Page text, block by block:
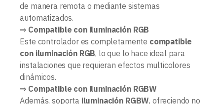
de manera remota o mediante sistemas
automatizados.
⇒ Compatible con iluminación RGB
Este controlador es completamente compatible
con iluminación RGB, lo que lo hace ideal para
instalaciones que requieran efectos multicolores
dinámicos.
⇒ Compatible con iluminación RGBW
Además, soporta iluminación RGBW, ofreciendo no